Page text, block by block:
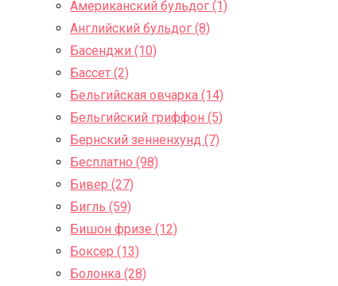
Американский бульдог (1)
Английский бульдог (8)
Басенджи (10)
Бассет (2)
Бельгийская овчарка (14)
Бельгийский гриффон (5)
Бернский зенненхунд (7)
Бесплатно (98)
Бивер (27)
Бигль (59)
Бишон фризе (12)
Боксер (13)
Болонка (28)